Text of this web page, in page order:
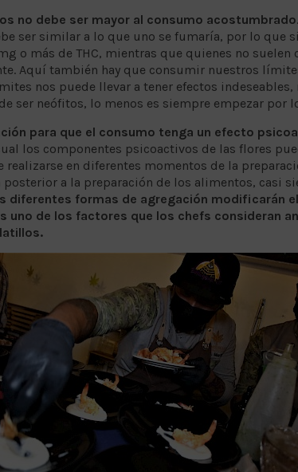
no debe ser mayor al consumo acostumbrado
ser similar a lo que uno se fumaría, por lo que
o más de THC, mientras que quienes no
Aquí también hay que consumir nuestros
nos puede llevar a tener efectos indeseables,
ser neófitos, lo menos es siempre empezar por
para que el consumo tenga un efecto
los componentes psicoactivos de las flores
realizarse en diferentes momentos de la
a la preparación de los alimentos, casi
diferentes formas de agregación modificarán
uno de los factores que los chefs consideran